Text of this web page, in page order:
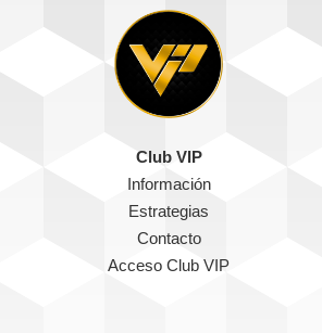
Club VIP
Información
Estrategias
Contacto
Acceso Club VIP